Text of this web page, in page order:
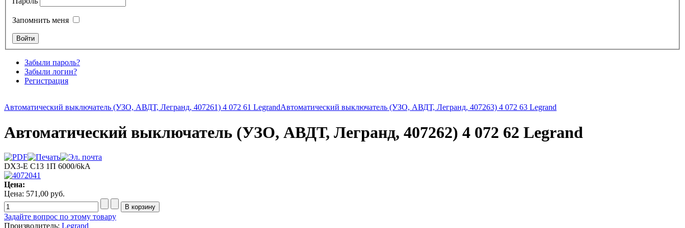
Запомнить меня
Забыли пароль?
Забыли логин?
Регистрация
Автоматический выключатель (УЗО, АВДТ, Легранд, 407261) 4 072 61 LegrandАвтоматический выключатель (УЗО, АВДТ, Легранд, 407263) 4 072 63 Legrand
Автоматический выключатель (УЗО, АВДТ, Легранд, 407262) 4 072 62 Legrand
DX3-E C13 1П 6000/6kA
Цена:
Цена: 571,00 руб.
Задайте вопрос по этому товару
Производитель: Legrand